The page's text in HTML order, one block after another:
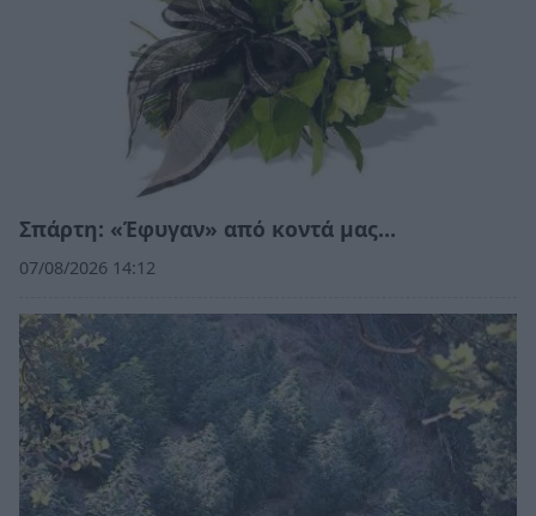
Σπάρτη: «Έφυγαν» από κοντά μας…
07/08/2026 14:12